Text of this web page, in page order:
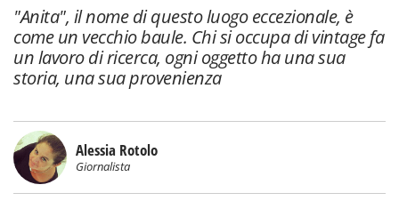
"Anita", il nome di questo luogo eccezionale, è
come un vecchio baule. Chi si occupa di vintage fa
un lavoro di ricerca, ogni oggetto ha una sua
storia, una sua provenienza
Alessia Rotolo
Giornalista